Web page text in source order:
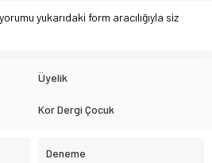
yukarıdaki form aracılığıyla siz
Üyelik
Kor Dergi Çocuk
Deneme